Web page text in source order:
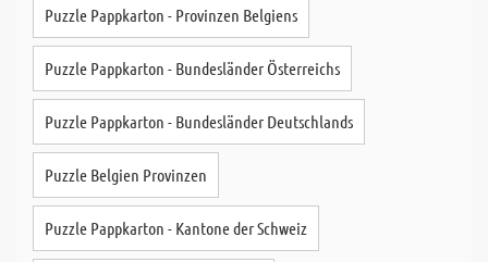
Puzzle Pappkarton - Provinzen Belgiens
Puzzle Pappkarton - Bundesländer Österreichs
Puzzle Pappkarton - Bundesländer Deutschlands
Puzzle Belgien Provinzen
Puzzle Pappkarton - Kantone der Schweiz